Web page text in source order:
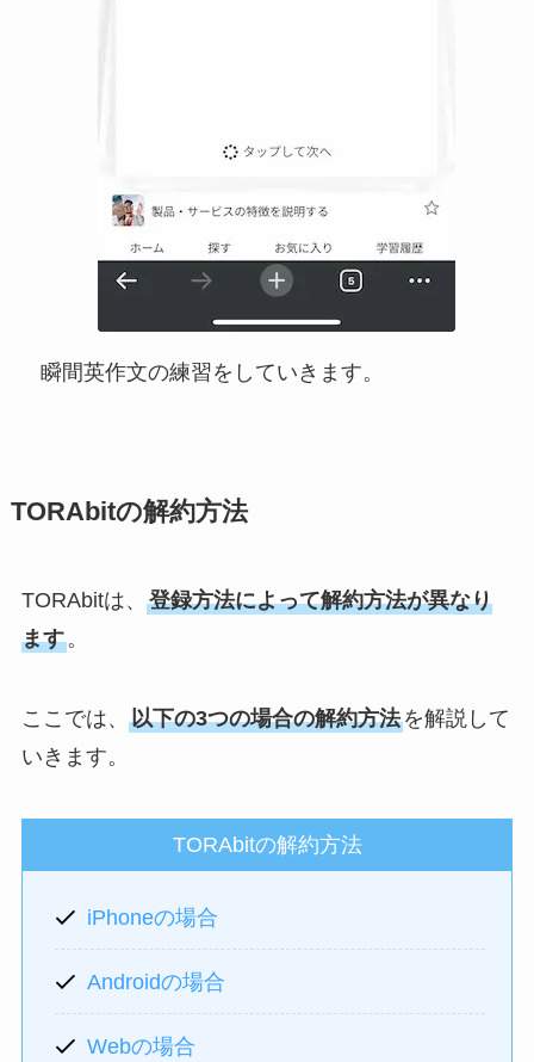
瞬間英作文の練習をしていきます。
TORAbitの解約方法
TORAbitは、 登録方法によって解約方法が異なり
ます。
ここでは、 以下の3つの場合の解約方法を解説して
いきます。
TORAbitの解約方法
iPhoneの場合
Androidの場合
Webの場合